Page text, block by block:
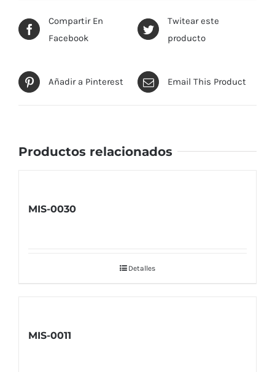
Compartir En
Facebook
Twitear este
producto
Añadir a Pinterest Email This Product
Productos relacionados
MIS-0030
Detalles
MIS-0011